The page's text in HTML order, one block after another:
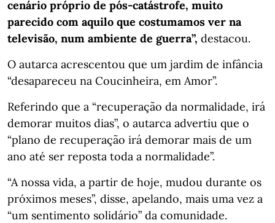
cenário próprio de pós-catástrofe, muito
parecido com aquilo que costumamos ver na
televisão, num ambiente de guerra”, destacou.
O autarca acrescentou que um jardim de infância
“desapareceu na Coucinheira, em Amor”.
Referindo que a “recuperação da normalidade, irá
demorar muitos dias”, o autarca advertiu que o
“plano de recuperação irá demorar mais de um
ano até ser reposta toda a normalidade”.
“A nossa vida, a partir de hoje, mudou durante os
próximos meses”, disse, apelando, mais uma vez a
“um sentimento solidário” da comunidade.